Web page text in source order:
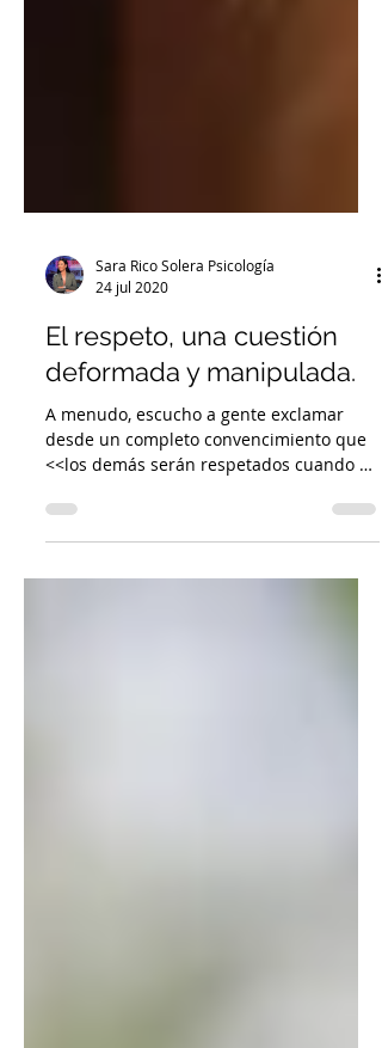
24 jul 2020
El respeto, una cuestión
deformada y manipulada.
A menudo, escucho a gente exclamar
<<los demás serán respetados cuando se
ganen su respeto>> Esta...